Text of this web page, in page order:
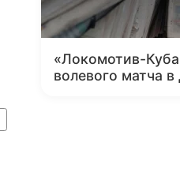
«Локомотив-
волевого матча